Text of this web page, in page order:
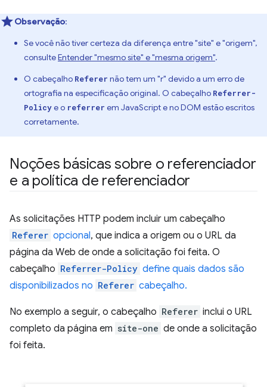
Observação:
Se você não tiver certeza da diferença entre "site" e "origem",
consulteEntender "mesmo site" e "mesma origem".
O cabeçalho Referer não tem um "r" devido a um erro de
ortografia na especificação original. O cabeçalho Referrer-
Policye o referrer em JavaScript e no DOM estão escritos
corretamente.
Noções básicas sobre o referenciador
e a política de referenciador
As solicitações HTTP podem incluir um cabeçalho
Referer opcional, que indica a origem ou o URL da
página da Web de onde a solicitação foi feita. O
cabeçalho Referrer-Policy define quais dados são
disponibilizados no Referer cabeçalho.
No exemplo a seguir, o cabeçalho Referer inclui o URL
completo da página em site-one de onde a solicitação
foi feita.